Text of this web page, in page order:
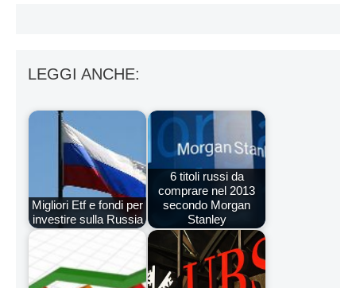
LEGGI ANCHE:
Migliori Etf e fondi per
investire sulla Russia
6 titoli russi da
comprare nel 2013
secondo Morgan
Stanley